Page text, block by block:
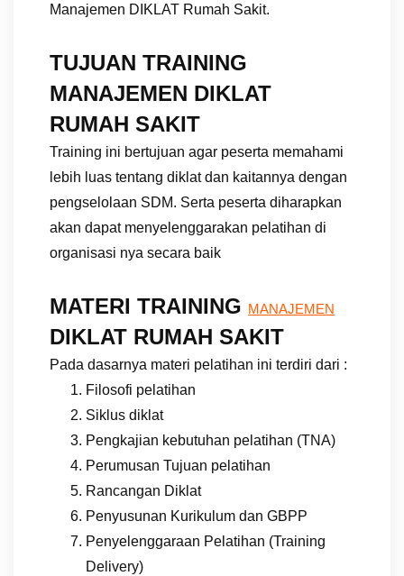
Manajemen DIKLAT Rumah Sakit.
TUJUAN TRAINING
MANAJEMEN DIKLAT
RUMAH SAKIT
Training ini bertujuan agar peserta memahami
lebih luas tentang diklat dan kaitannya dengan
pengselolaan SDM. Serta peserta diharapkan
akan dapat menyelenggarakan pelatihan di
organisasi nya secara baik
MATERI TRAINING MANAJEMEN
DIKLAT RUMAH SAKIT
Pada dasarnya materi pelatihan ini terdiri dari :
Filosofi pelatihan
Siklus diklat
Pengkajian kebutuhan pelatihan (TNA)
Perumusan Tujuan pelatihan
Rancangan Diklat
Penyusunan Kurikulum dan GBPP
Penyelenggaraan Pelatihan (Training
Delivery)